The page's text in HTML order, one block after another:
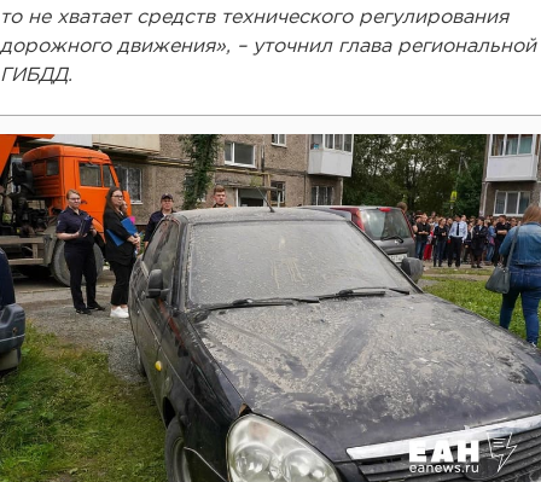
то не хватает средств технического регулирования
дорожного движения», – уточнил глава региональной
ГИБДД.